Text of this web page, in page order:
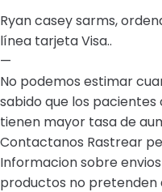
Ryan casey sarms,
línea tarjeta Visa..
—
No podemos estimar
sabido que los
tienen mayor tasa de
Contactanos Rastrear
Informacion sobre
productos no